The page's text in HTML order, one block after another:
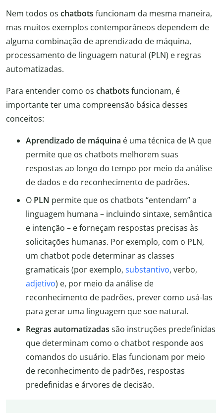
Nem todos os chatbots funcionam da mesma maneira,
mas muitos exemplos contemporâneos dependem de
alguma combinação de aprendizado de máquina,
processamento de linguagem natural (PLN) e regras
automatizadas.
Para entender como os chatbots funcionam, é
importante ter uma compreensão básica desses
conceitos:
Aprendizado de máquina é uma técnica de IA que
permite que os chatbots melhorem suas
respostas ao longo do tempo por meio da análise
de dados e do reconhecimento de padrões.
O PLN permite que os chatbots “entendam” a
linguagem humana – incluindo sintaxe, semântica
e intenção – e forneçam respostas precisas às
solicitações humanas. Por exemplo, com o PLN,
um chatbot pode determinar as classes
gramaticais (por exemplo, substantivo, verbo,
adjetivo) e, por meio da análise de
reconhecimento de padrões, prever como usá-las
para gerar uma linguagem que soe natural.
Regras automatizadas são instruções predefinidas
que determinam como o chatbot responde aos
comandos do usuário. Elas funcionam por meio
de reconhecimento de padrões, respostas
predefinidas e árvores de decisão.